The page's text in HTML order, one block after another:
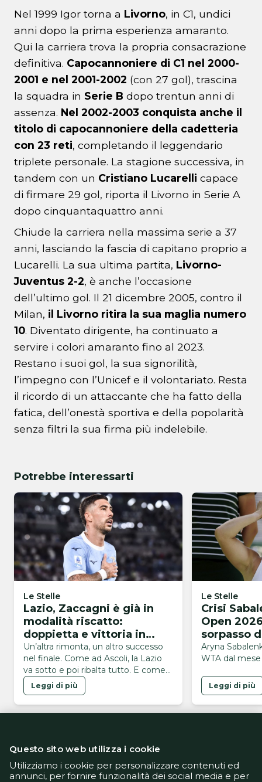
Nel 1999 Igor torna a Livorno, in C1, undici
anni dopo la prima esperienza amaranto.
Qui la carriera trova la propria consacrazione
definitiva. Capocannoniere di C1 nel 2000-
2001 e nel 2001-2002 (con 27 gol), trascina
la squadra in Serie B dopo trentun anni di
assenza. Nel 2002-2003 conquista anche il
titolo di capocannoniere della cadetteria
con 23 reti, completando il leggendario
triplete personale. La stagione successiva, in
tandem con un Cristiano Lucarelli capace
di firmare 29 gol, riporta il Livorno in Serie A
dopo cinquantaquattro anni.
Chiude la carriera nella massima serie a 37
anni, lasciando la fascia di capitano proprio a
Lucarelli. La sua ultima partita, Livorno-
Juventus 2-2, è anche l’occasione
dell’ultimo gol. Il 21 dicembre 2005, contro il
Milan, il Livorno ritira la sua maglia numero
10. Diventato dirigente, ha continuato a
servire i colori amaranto fino al 2023.
Restano i suoi gol, la sua signorilità,
l’impegno con l’Unicef e il volontariato. Resta
il ricordo di un attaccante che ha fatto della
fatica, dell’onestà sportiva e della popolarità
senza filtri la sua firma più indelebile.
Potrebbe interessarti
Le Stelle
Lazio, Zaccagni è già in
modalità riscatto:
doppietta e vittoria in
rimonta
Un’altra rimonta, un altro successo
nel finale. Come ad Ascoli, la Lazio
va sotto e poi ribalta tutto. E come
ad Ascoli finisce 1-2: stavolta a
Frosinone, con Mattia
Zaccagni assoluto protagonista. Il
vittoria l’ultima amichevole prima
della Coppa Italia. Prima
l’inserimento da …
Leggi di più
Le Stelle
Crisi
Open
sorpasso
1 della
Aryna
WTA dal
Leggi di più
Questo sito web utilizza i cookie
Utilizziamo i cookie per personalizzare contenuti ed
annunci, per fornire funzionalità dei social media e per